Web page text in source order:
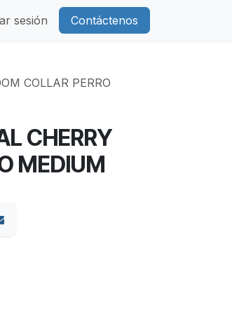
sesión Contáctenos
COLLAR PERRO
CHERRY
MEDIUM